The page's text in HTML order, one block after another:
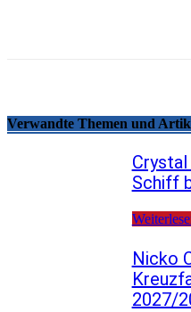
Verwandte Themen und
Schiff
Nicko
2027/